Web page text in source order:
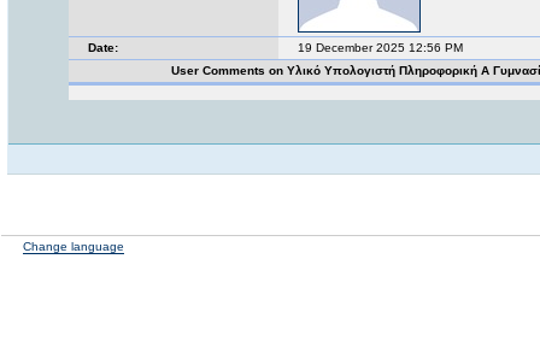
Date:
19 December 2025 12:56 PM
User Comments on Υλικό Υπολογιστή Πληροφορική Α
Change language